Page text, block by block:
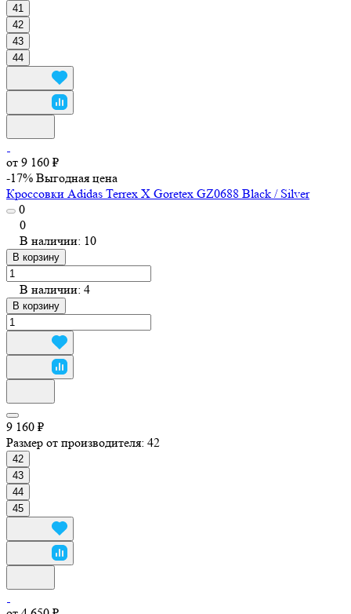
41
42
43
44
от 9 160 ₽
-17% Выгодная цена
Кроссовки Adidas Terrex X Goretex GZ0688 Black / Silver
0
0
В наличии: 10
В корзину
В наличии: 4
В корзину
9 160 ₽
Размер от производителя: 42
42
43
44
45